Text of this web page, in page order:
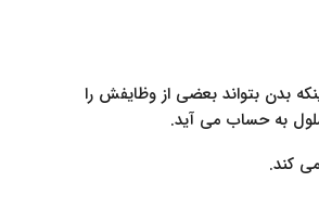
بدن بتواند بعضی از وظایفش را
به حساب می آید.
کند.